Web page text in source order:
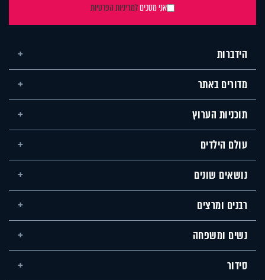
אני מסכיםלמדיניות הפרטיות
הידברות
מדורים באתר
תוכניות הערוץ
עולם הילדים
נושאים שונים
רבנים ומרצים
נשים ומשפחה
סידור